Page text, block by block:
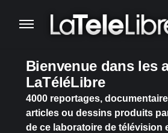
Bienvenue dans les
LaTéléLibre
4000 reportages,
articles ou dessins produits
de ce laboratoire de télévision